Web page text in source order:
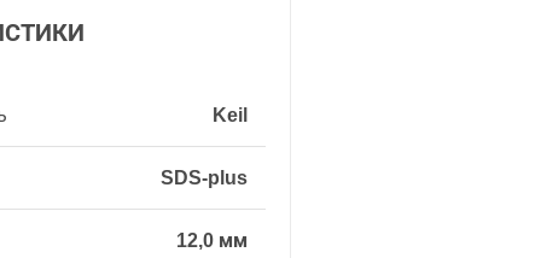
Keil
SDS-plus
12,0 мм